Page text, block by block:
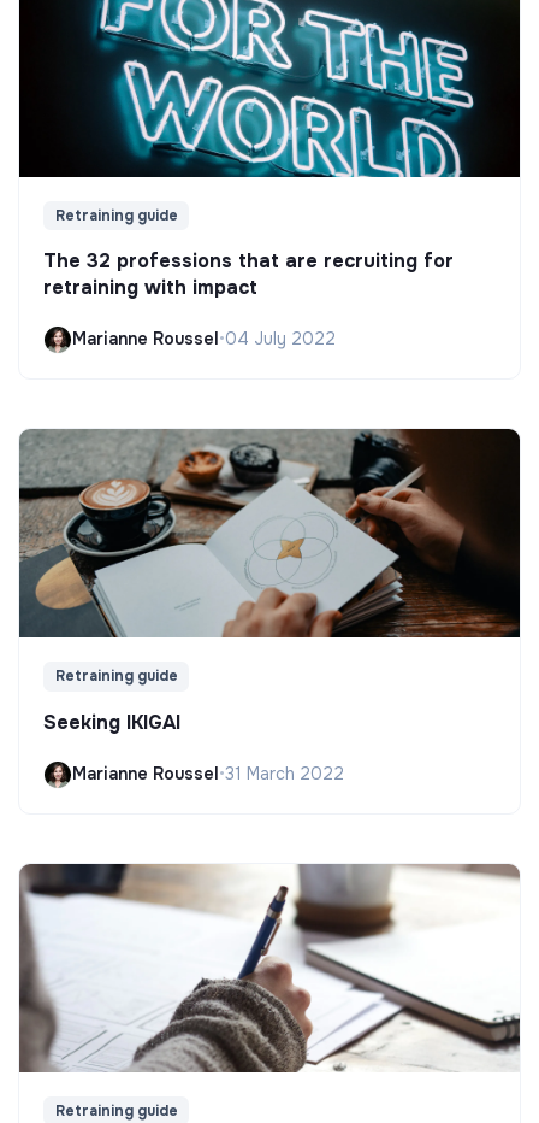
Retraining guide
The 32 professions that are recruiting for
retraining with impact
Marianne Roussel •04 July 2022
Retraining guide
Seeking IKIGAI
Marianne Roussel•31 March 2022
Retraining guide